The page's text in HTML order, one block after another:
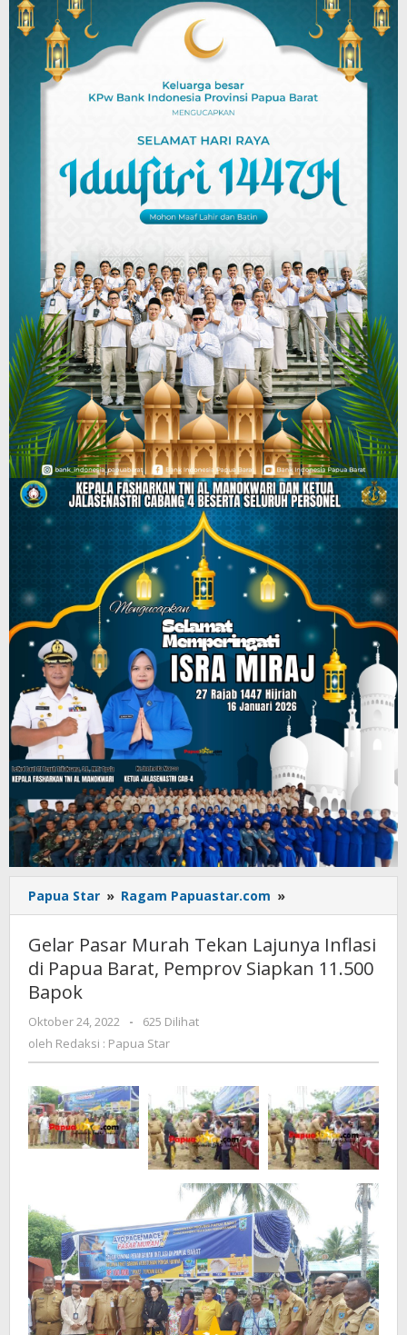
Papua Star » Ragam Papuastar.com »
Pasar
Tekan
Lajunya
Pemprov
Siapkan
11.500
Bapok
Gelar Pasar Murah Tekan Lajunya Inflasi
di Papua Barat, Pemprov Siapkan 11.500
Bapok
Oktober 24, 2022
oleh
Redaksi
Star
-
625 Dilihat
oleh Redaksi : Papua Star